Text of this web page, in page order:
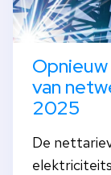
van
2025
De